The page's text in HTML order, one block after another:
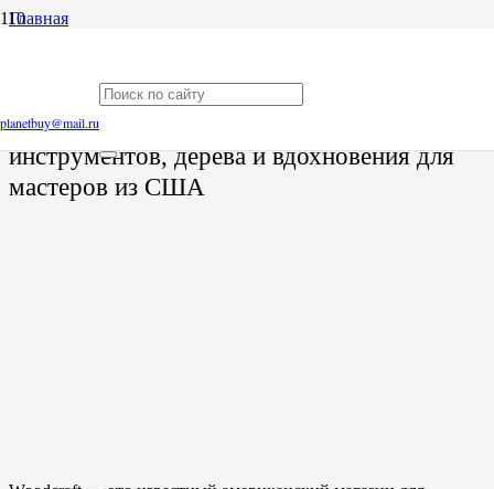
planetbuy@mail.ru
Главная
Woodcraft: Ваш надежный источник
инструментов, дерева и вдохновения для
мастеров из США